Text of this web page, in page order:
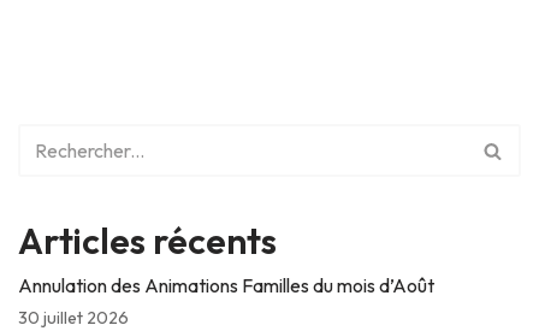
Articles récents
Annulation des Animations Familles du mois d’Août
30 juillet 2026